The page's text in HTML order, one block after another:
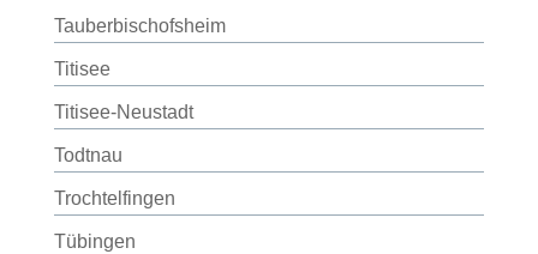
Tauberbischofsheim
Titisee
Titisee-Neustadt
Todtnau
Trochtelfingen
Tübingen